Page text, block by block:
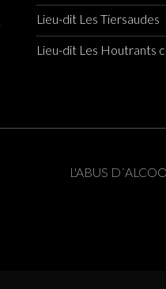
Lieu-dit Les Tiersaudes
Lieu-dit Les Houtrants
L'ABUS